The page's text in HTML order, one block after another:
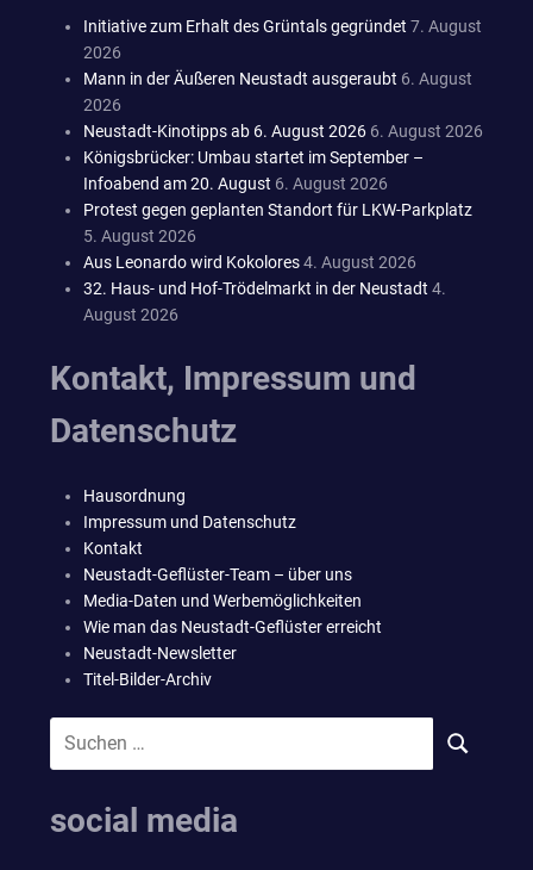
Initiative zum Erhalt des Grüntals gegründet 7. August
2026
Mann in der Äußeren Neustadt ausgeraubt 6. August
2026
Neustadt-Kinotipps ab 6. August 2026 6. August 2026
Königsbrücker: Umbau startet im September –
Infoabend am 20. August 6. August 2026
Protest gegen geplanten Standort für LKW-Parkplatz
5. August 2026
Aus Leonardo wird Kokolores4. August 2026
32. Haus- und Hof-Trödelmarkt in der Neustadt 4.
August 2026
Kontakt, Impressum und
Datenschutz
Hausordnung
Impressum und Datenschutz
Kontakt
Neustadt-Geflüster-Team – über uns
Media-Daten und Werbemöglichkeiten
Wie man das Neustadt-Geflüster erreicht
Neustadt-Newsletter
Titel-Bilder-Archiv
Suchen
SUCHEN
social media